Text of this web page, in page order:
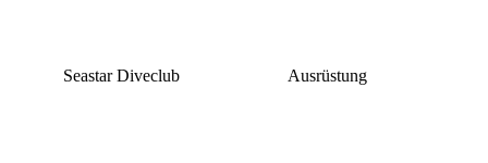
Seastar Diveclub Ausrüstung